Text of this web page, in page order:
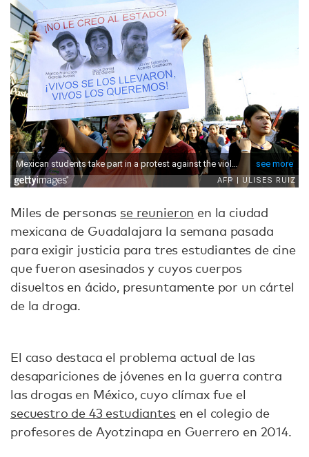
Miles de personas se reunieron en la ciudad
mexicana de Guadalajara la semana pasada
para exigir justicia para tres estudiantes de cine
que fueron asesinados y cuyos cuerpos
disueltos en ácido, presuntamente por un cártel
de la droga.
El caso destaca el problema actual de las
desapariciones de jóvenes en la guerra contra
las drogas en México, cuyo clímax fue el
secuestro de 43 estudiantesen el colegio de
profesores de Ayotzinapa en Guerrero en 2014.